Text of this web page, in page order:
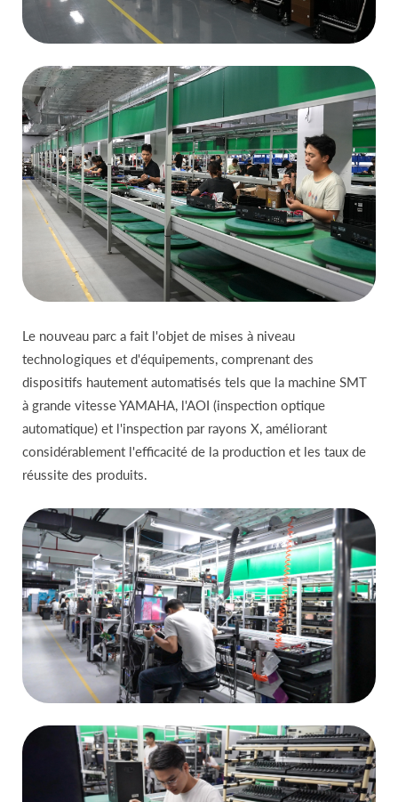
Le nouveau parc a fait l'objet de mises à niveau
technologiques et d'équipements, comprenant des
dispositifs hautement automatisés tels que la machine SMT
à grande vitesse YAMAHA, l'AOI (inspection optique
automatique) et l'inspection par rayons X, améliorant
considérablement l'efficacité de la production et les taux de
réussite des produits.